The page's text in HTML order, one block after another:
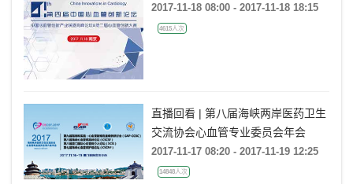
新大赛
2017-11-18 08:00 - 2017-11-18 18:15
4615人次
直播回看 | 第八届海峡两岸医药卫生
交流协会心血管专业委员会年会
2017-11-17 08:20 - 2017-11-19 12:25
14848人次